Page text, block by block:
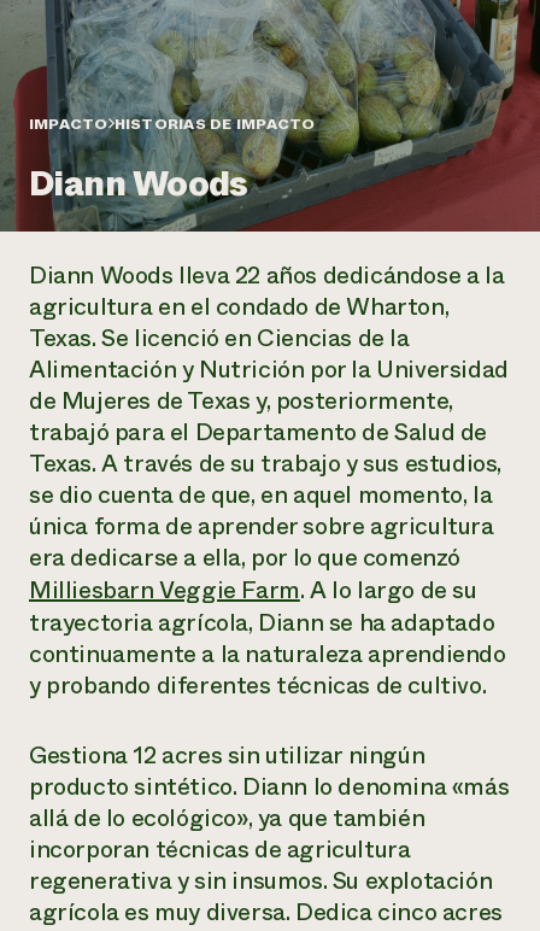
Informes anuales y financieros
Historias de impacto
Informe de
impacto 2024
LEER EL INFORME
Latinos en la agricultura
Sistemas alimentarios locales
Agricultura urbana
Las mujeres en la agricultura
Evento anual de reciclaje de productos electrónicos
Programa de descuentos de NorthWestern Energy
Servicios energéticos comerciales
Servicios energéticos residenciales
LIHEAP
Centro de intercambio de información AgriSolar
Blog
Podcasts
Publicaciones
Cursos cortos
Vídeos
Oportunidades de financiación
Noticias
Internship Hub
Buscar prácticas
Contratar a un becario
un
Llame a la
1-800-346-
Asociaciones empresariales
Donar
Donaciones planificadas
Boletín
Consultas de los medios de comunicación
Todos
contribuyen a la
resiliencia de la
comunidad.
DONAR AHORA
IMPACTO HISTORIAS DE IMPACTO
Diann Woods
Diann Woods lleva 22 años dedicándose a la
agricultura en el condado de Wharton,
Texas. Se licenció en Ciencias de la
Alimentación y Nutrición por la Universidad
de Mujeres de Texas y, posteriormente,
trabajó para el Departamento de Salud de
Texas. A través de su trabajo y sus estudios,
se dio cuenta de que, en aquel momento, la
única forma de aprender sobre agricultura
era dedicarse a ella, por lo que comenzó
Milliesbarn Veggie Farm. A lo largo de su
trayectoria agrícola, Diann se ha adaptado
continuamente a la naturaleza aprendiendo
y probando diferentes técnicas de cultivo.
Gestiona 12 acres sin utilizar ningún
producto sintético. Diann lo denomina «más
allá de lo ecológico», ya que también
incorporan técnicas de agricultura
regenerativa y sin insumos. Su explotación
agrícola es muy diversa. Dedica cinco acres